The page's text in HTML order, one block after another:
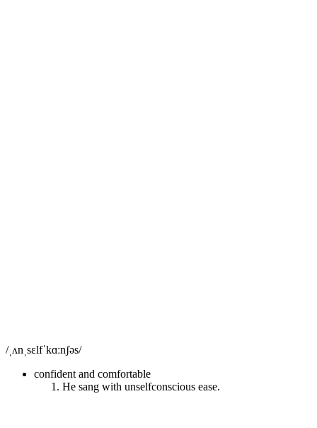
/ˌʌnˌsɛlfˈkɑːnʃəs/
confident and comfortable
He sang with unselfconscious ease.